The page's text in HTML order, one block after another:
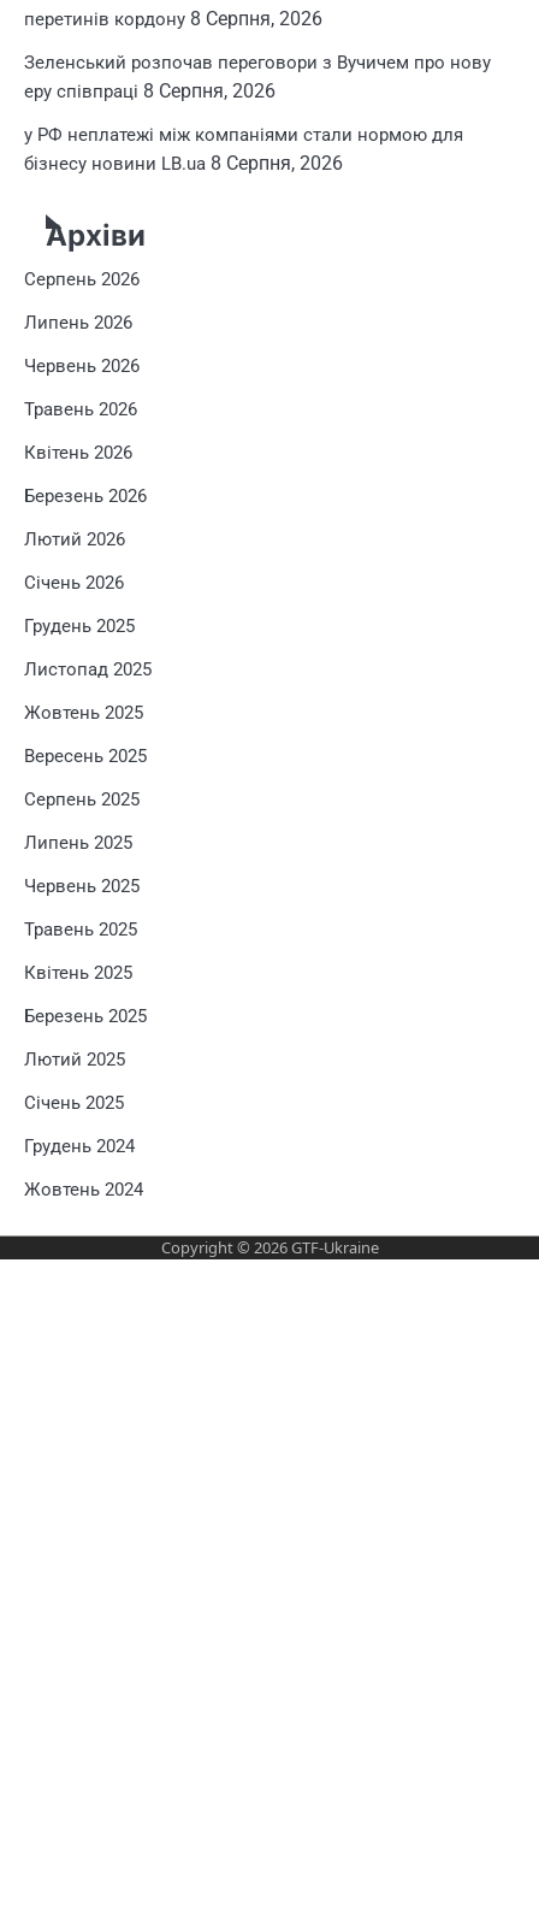
перетинів кордону 8 Серпня, 2026
Зеленський розпочав переговори з Вучичем про нову
еру співпраці 8 Серпня, 2026
у РФ неплатежі між компаніями стали нормою для
бізнесу новини LB.ua 8 Серпня, 2026
Архіви
Серпень 2026
Липень 2026
Червень 2026
Травень 2026
Квітень 2026
Березень 2026
Лютий 2026
Січень 2026
Грудень 2025
Листопад 2025
Жовтень 2025
Вересень 2025
Серпень 2025
Липень 2025
Червень 2025
Травень 2025
Квітень 2025
Березень 2025
Лютий 2025
Січень 2025
Грудень 2024
Жовтень 2024
Copyright © 2026GTF-Ukraine